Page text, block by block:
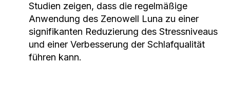
Studien zeigen, dass die regelmäßige
Anwendung des Zenowell Luna zu einer
signifikanten Reduzierung des Stressniveaus
und einer Verbesserung der Schlafqualität
führen kann.